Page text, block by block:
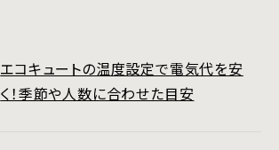
エコキュートの温度設定で電気代を安
く！季節や人数に合わせた目安